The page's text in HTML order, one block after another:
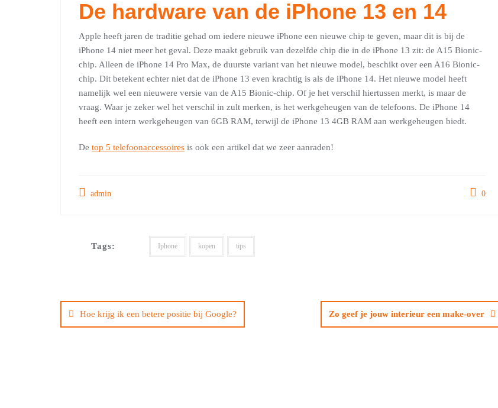
De hardware van de iPhone 13 en 14
Apple heeft jaren de traditie gehad om iedere nieuwe iPhone een nieuwe chip te geven, maar dit is bij de
iPhone 14 niet meer het geval. Deze maakt gebruik van dezelfde chip die in de iPhone 13 zit: de A15 Bionic-
chip. Alleen de iPhone 14 Pro Max, de duurste variant van het nieuwe model, beschikt over een A16 Bionic-
chip. Dit betekent echter niet dat de iPhone 13 even krachtig is als de iPhone 14. Het nieuwe model heeft
namelijk wel een nieuwere versie van de A15 Bionic-chip. Of je het verschil hiertussen merkt, is maar de
vraag. Waar je zeker wel het verschil in zult merken, is het werkgeheugen van de telefoons. De iPhone 14
heeft een intern werkgeheugen van 6GB RAM, terwijl de iPhone 13 4GB RAM aan werkgeheugen biedt.
De top 5 telefoonaccessoires is ook een artikel dat we zeer aanraden!
admin 0
Tags: Iphone kopen tips
navigatie
Hoe krijg ik een betere positie bij Google? Zo geef je jouw interieur een make-over